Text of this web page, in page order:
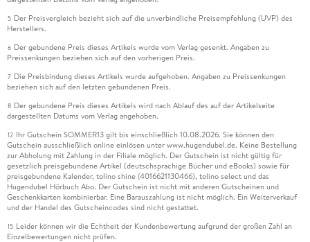
5 Der Preisvergleich bezieht sich auf die unverbindliche Preisempfehlung (UVP) des
Herstellers.
6 Der gebundene Preis dieses Artikels wurde vom Verlag gesenkt. Angaben zu
Preissenkungen beziehen sich auf den vorherigen Preis.
7 Die Preisbindung dieses Artikels wurde aufgehoben. Angaben zu Preissenkungen
beziehen sich auf den letzten gebundenen Preis.
8 Der gebundene Preis dieses Artikels wird nach Ablauf des auf der Artikelseite
dargestellten Datums vom Verlag angehoben.
12 Ihr Gutschein SOMMER13 gilt bis einschließlich 10.08.2026. Sie können den
Gutschein ausschließlich online einlösen unter www.hugendubel.de. Keine Bestellung
zur Abholung mit Zahlung in der Filiale möglich. Der Gutschein ist nicht gültig für
gesetzlich preisgebundene Artikel (deutschsprachige Bücher und eBooks) sowie für
preisgebundene Kalender, tolino shine (4016621130466), tolino select und das
Hugendubel Hörbuch Abo. Der Gutschein ist nicht mit anderen Gutscheinen und
Geschenkkarten kombinierbar. Eine Barauszahlung ist nicht möglich. Ein Weiterverkauf
und der Handel des Gutscheincodes sind nicht gestattet.
15 Leider können wir die Echtheit der Kundenbewertung aufgrund der großen Zahl an
Einzelbewertungen nicht prüfen.